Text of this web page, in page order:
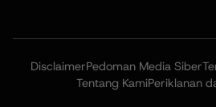
DisclaimerPedoman Media Siber
Tentang KamiPeriklanan